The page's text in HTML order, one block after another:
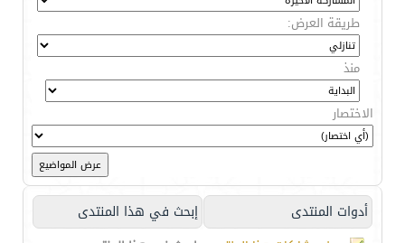
طريقة العرض:
منذ
الاختصار
أدوات المنتدى إبحث في هذا المنتدى